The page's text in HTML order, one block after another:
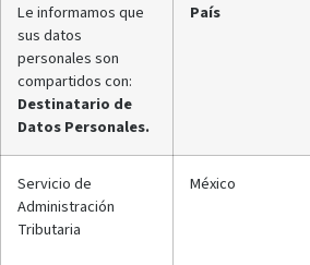
Le informamos que
sus datos
personales son
compartidos con:
Destinatario de
Datos Personales.
País
Servicio de
Administración
Tributaria
México